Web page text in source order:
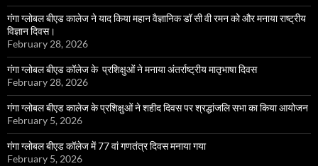
गंगा ग्लोबल बीएड कालेज ने याद किया महान वैज्ञानिक डॉ सी वी रमन को और मनाया राष्ट्रीय
विज्ञान दिवस।
February 28, 2026
गंगा ग्लोबल बीएड कॉलेज के प्रशिक्षुओं ने मनाया अंतर्राष्ट्रीय मातृभाषा दिवस
February 28, 2026
गंगा ग्लोबल बीएड कालेज के प्रशिक्षुओं ने शहीद दिवस पर श्रद्धांजलि सभा का किया आयोजन
February 5, 2026
गंगा ग्लोबल बीएड कॉलेज में 77 वां गणतंत्र दिवस मनाया गया
February 5, 2026